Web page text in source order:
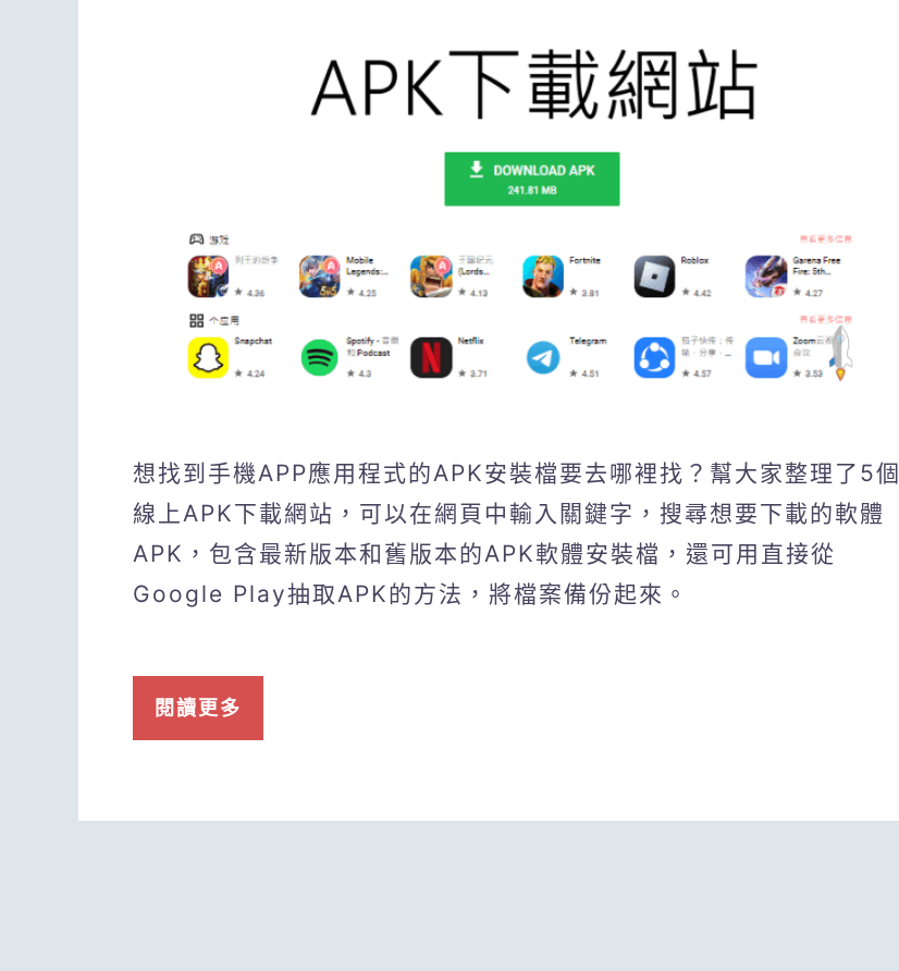
想找到手機APP應用程式的APK安裝檔要去哪裡找？幫大家整理了5個
線上APK下載網站，可以在網頁中輸入關鍵字，搜尋想要下載的軟體
APK，包含最新版本和舊版本的APK軟體安裝檔，還可用直接從
Google Play抽取APK的方法，將檔案備份起來。
閱讀更多